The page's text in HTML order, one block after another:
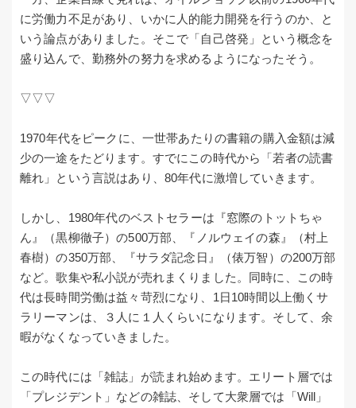
に労働力不足があり、いかに人的能力開発を行うのか、と
いう論点がありました。そこで「自己啓発」という概念を
盛り込んで、勤務外の努力を求めるようになったそう。
▽▽▽
1970年代をピークに、一世帯あたりの書籍の購入金額は減
少の一途をたどります。すでにこの時代から「若者の読書
離れ」という言説はあり、80年代に激増していきます。
しかし、1980年代のベストセラーは『窓際のトットちゃ
ん』（黒柳徹子）の500万部、『ノルウェイの森』（村上
春樹）の350万部、『サラダ記念日』（俵万智）の200万部
など。歌集や私小説が売れまくりました。同時に、この時
代は長時間労働は益々苛烈になり、1日10時間以上働くサ
ラリーマンは、３人に１人くらいになります。そして、余
暇がなくなっていきました。
この時代には「雑誌」が読まれ始めます。エリート層では
「プレジデント」などの雑誌、そして大衆層では「Will」